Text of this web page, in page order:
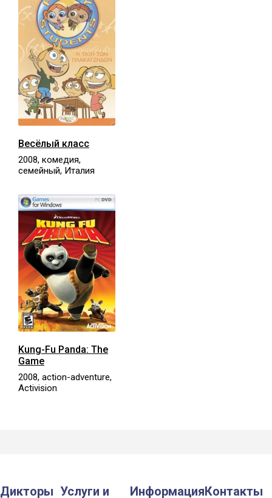
Весёлый класс
2008, комедия,
семейный, Италия
Kung-Fu Panda: The
Game
2008, action-adventure,
Activision
Дикторы Услуги и
ИнформацияКонтакты